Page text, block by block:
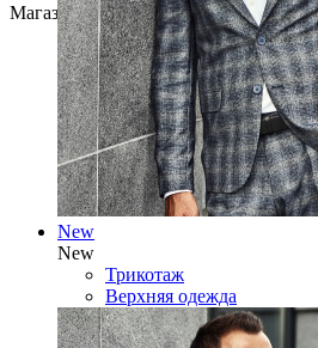
Магазин брендовой мужской одежды
New
New
Трикотаж
Верхняя одежда